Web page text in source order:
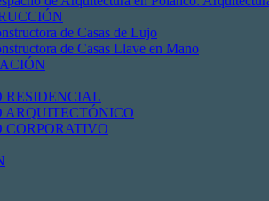
de Casas de Lujo
de Casas Llave en Mano
RESIDENCIAL
ARQUITECTÓNICO
CORPORATIVO